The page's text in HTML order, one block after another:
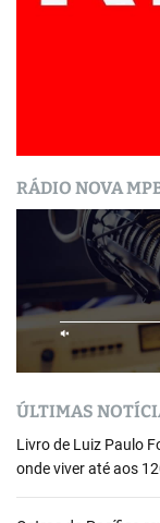
RÁDIO NOVA
ÚLTIMAS
Livro de Luiz Paulo
onde viver até aos